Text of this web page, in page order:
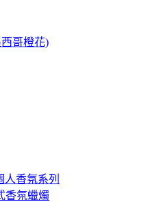
哥橙花)
人香氛系列
香氛蠟燭